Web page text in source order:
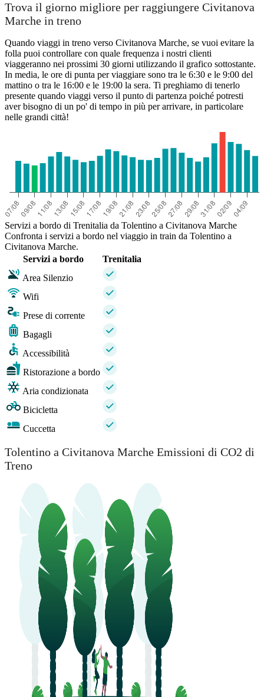
Trova il giorno migliore per raggiungere Civitanova
Marche in treno
Quando viaggi in treno verso Civitanova Marche, se vuoi evitare la
folla puoi controllare con quale frequenza i nostri clienti
viaggeranno nei prossimi 30 giorni utilizzando il grafico sottostante.
In media, le ore di punta per viaggiare sono tra le 6:30 e le 9:00 del
mattino o tra le 16:00 e le 19:00 la sera. Ti preghiamo di tenerlo
presente quando viaggi verso il punto di partenza poiché potresti
aver bisogno di un po' di tempo in più per arrivare, in particolare
nelle grandi città!
Servizi a bordo di Trenitalia da Tolentino a Civitanova Marche
Confronta i servizi a bordo nel viaggio in train da Tolentino a
Civitanova Marche.
Servizi a bordo
Trenitalia
Area Silenzio
Wifi
Prese di corrente
Bagagli
Accessibilità
Ristorazione a bordo
Aria condizionata
Bicicletta
Cuccetta
Tolentino a Civitanova Marche Emissioni di CO2 di
Treno